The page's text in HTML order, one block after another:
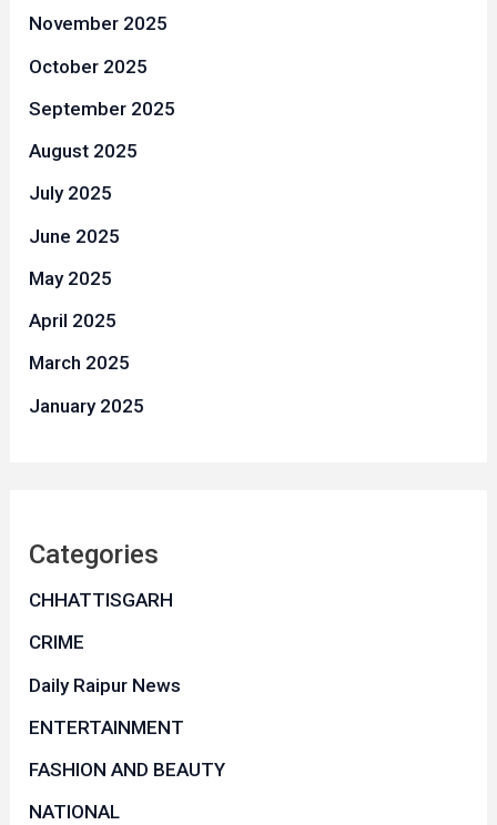
November 2025
October 2025
September 2025
August 2025
July 2025
June 2025
May 2025
April 2025
March 2025
January 2025
Categories
CHHATTISGARH
CRIME
Daily Raipur News
ENTERTAINMENT
FASHION AND BEAUTY
NATIONAL